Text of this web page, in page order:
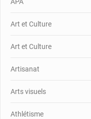
Art et Culture
Art et Culture
Artisanat
Arts visuels
Athlétisme